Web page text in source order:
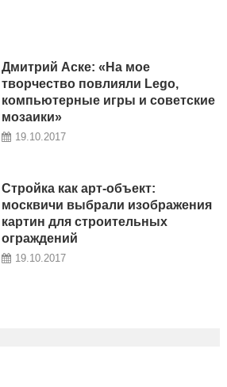
Дмитрий Аске: «На мое
творчество повлияли Lego,
компьютерные игры и советские
мозаики»
19.10.2017
Стройка как арт-объект:
москвичи выбрали изображения
картин для строительных
ограждений
19.10.2017